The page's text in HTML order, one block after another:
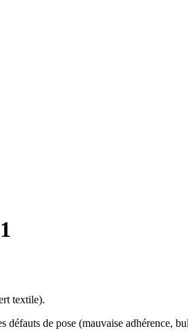
textile).
de pose (mauvaise adhérence,